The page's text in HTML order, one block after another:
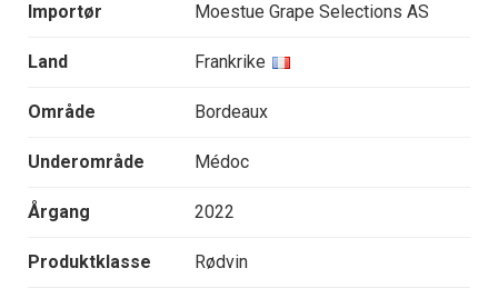
Importør Moestue Grape Selections AS
Land Frankrike
Område Bordeaux
Underområde Médoc
Årgang 2022
Produktklasse Rødvin